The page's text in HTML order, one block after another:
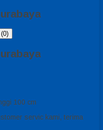
100 cm
servic kami, terima